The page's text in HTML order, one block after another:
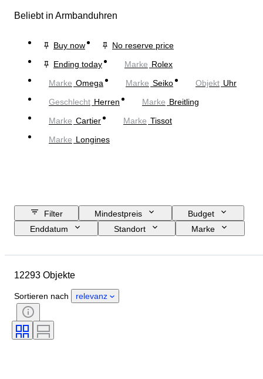
Beliebt in Armbanduhren
Buy now
No reserve price
Ending today
Marke Rolex
Marke Omega Marke Seiko Objekt Uhr
Geschlecht Herren Marke Breitling
Marke Cartier Marke Tissot
Marke Longines
Filter Mindestpreis
Budget
Enddatum
Standort
Marke
Herkunftsland
Geschlecht
Zustand
Periode
Zertifikat
Auflage
Uhrwerk
12293 Objekte
Sortieren nach relevanz